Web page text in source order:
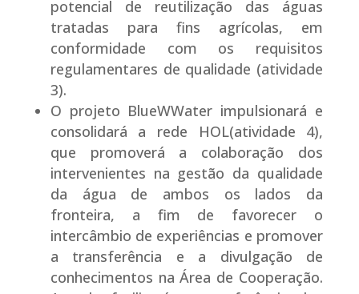
potencial de reutilização das águas
tratadas para fins agrícolas, em
conformidade com os requisitos
regulamentares de qualidade (atividade
3).
O projeto BlueWWater impulsionará e
consolidará a rede HOL(atividade 4),
que promoverá a colaboração dos
intervenientes na gestão da qualidade
da água de ambos os lados da
fronteira, a fim de favorecer o
intercâmbio de experiências e promover
a transferência e a divulgação de
conhecimentos na Área de Cooperação.